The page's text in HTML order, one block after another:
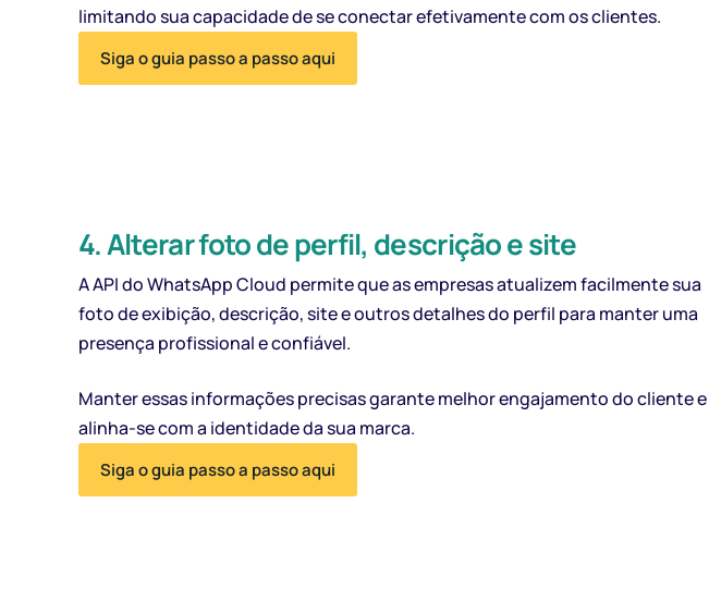
limitando sua capacidade de se conectar efetivamente com os clientes.
Siga o guia passo a passo aqui
4. Alterar foto de perfil, descrição e site
A API do WhatsApp Cloud permite que as empresas atualizem facilmente sua
foto de exibição, descrição, site e outros detalhes do perfil para manter uma
presença profissional e confiável.
Manter essas informações precisas garante melhor engajamento do cliente e
alinha-se com a identidade da sua marca.
Siga o guia passo a passo aqui